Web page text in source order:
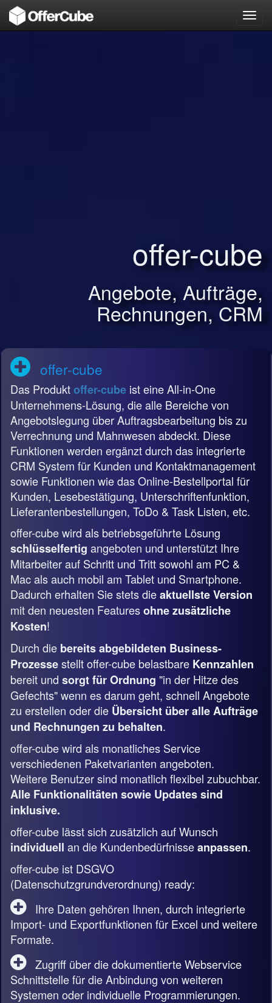
offer-cube
Angebote, Aufträge,
Rechnungen, CRM
offer-cube
Das Produktoffer-cube ist eine All-in-One
Unternehmens-Lösung, die alle Bereiche von
Angebotslegung über Auftragsbearbeitung bis zu
Verrechnung und Mahnwesen abdeckt. Diese
Funktionen werden ergänzt durch das integrierte
CRM System für Kunden und Kontaktmanagement
sowie Funktionen wie das Online-Bestellportal für
Kunden, Lesebestätigung, Unterschriftenfunktion,
Lieferantenbestellungen, ToDo & Task Listen, etc.
offer-cube wird als betriebsgeführte Lösung
schlüsselfertig angeboten und unterstützt Ihre
Mitarbeiter auf Schritt und Tritt sowohl am PC &
Mac als auch mobil am Tablet und Smartphone.
Dadurch erhalten Sie stets dieaktuellste Version
mit den neuesten Featuresohne zusätzliche
Kosten!
Durch die bereits abgebildeten Business-
Prozessestellt offer-cube belastbare Kennzahlen
bereit und sorgt für Ordnung "in der Hitze des
Gefechts" wenn es darum geht, schnell Angebote
zu erstellen oder die Übersicht über alle Aufträge
und Rechnungen zu behalten.
offer-cube wird als monatliches Service
verschiedenen Paketvarianten angeboten.
Weitere Benutzer sind monatlich flexibel zubuchbar.
Alle Funktionalitäten sowie Updates sind
inklusive.
offer-cube lässt sich zusätzlich auf Wunsch
individuell an die Kundenbedürfnisseanpassen.
offer-cube ist DSGVO
(Datenschutzgrundverordnung) ready:
Ihre Daten gehören Ihnen, durch integrierte
Import- und Exportfunktionen für Excel und weitere
Formate.
Zugriff über die dokumentierte Webservice
Schnittstelle für die Anbindung von weiteren
Systemen oder individuelle Programmierungen.